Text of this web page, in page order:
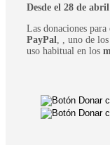
Desde el 28 de
Las donaciones
PayPal
, , uno de
uso habitual en los